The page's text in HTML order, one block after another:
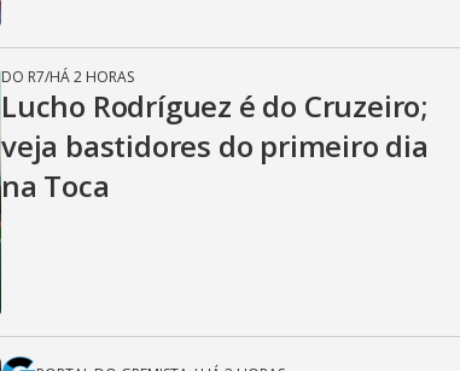
DO R7/HÁ 2 HORAS
Lucho Rodríguez é do Cruzeiro;
veja bastidores do primeiro dia
na Toca